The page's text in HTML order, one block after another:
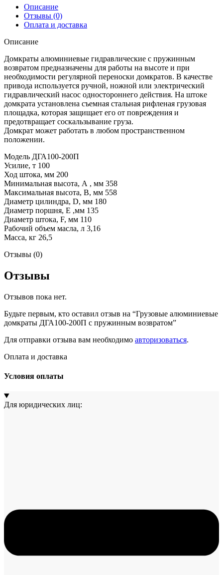
Описание
Отзывы (0)
Оплата и доставка
Описание
Домкраты алюминиевые гидравлические с пружинным
возвратом предназначены для работы на высоте и при
необходимости регулярной переноски домкратов. В качестве
привода используется ручной, ножной или электрический
гидравлический насос одностороннего действия. На штоке
домкрата установлена съемная стальная рифленая грузовая
площадка, которая защищает его от повреждения и
предотвращает соскальзывание груза.
Домкрат может работать в любом пространственном
положении.
Модель ДГА100-200П
Усилие, т 100
Ход штока, мм 200
Минимальная высота, А , мм 358
Максимальная высота, В, мм 558
Диаметр цилиндра, D, мм 180
Диаметр поршня, Е ,мм 135
Диаметр штока, F, мм 110
Рабочий объем масла, л 3,16
Масса, кг 26,5
Отзывы (0)
Отзывы
Отзывов пока нет.
Будьте первым, кто оставил отзыв на “Грузовые алюминиевые
домкраты ДГА100-200П с пружинным возвратом”
Для отправки отзыва вам необходимо авторизоваться.
Оплата и доставка
Условия оплаты
Для юридических лиц: